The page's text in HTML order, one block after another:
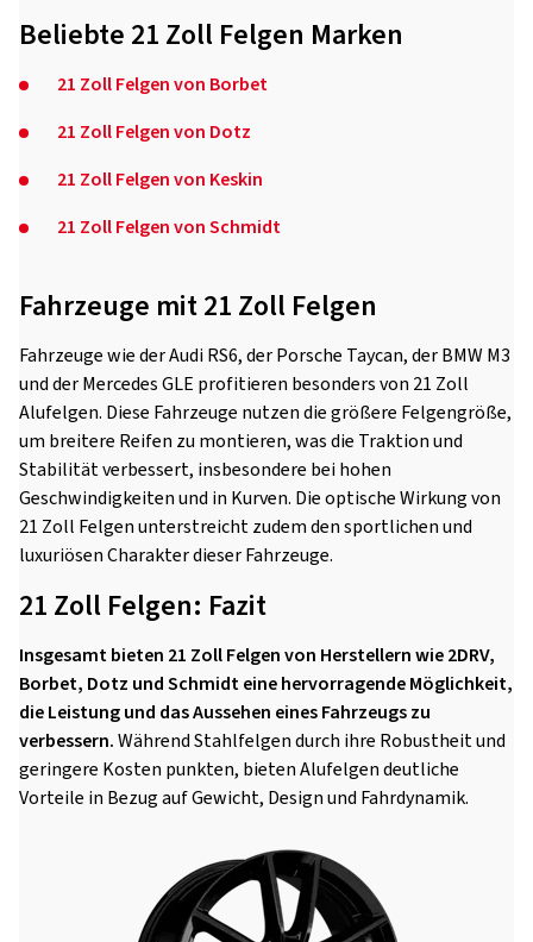
Beliebte 21 Zoll Felgen Marken
21 Zoll Felgen von Borbet
21 Zoll Felgen von Dotz
21 Zoll Felgen von Keskin
21 Zoll Felgen von Schmidt
Fahrzeuge mit 21 Zoll Felgen
Fahrzeuge wie der Audi RS6, der Porsche Taycan, der BMW M3
und der Mercedes GLE profitieren besonders von 21 Zoll
Alufelgen. Diese Fahrzeuge nutzen die größere Felgengröße,
um breitere Reifen zu montieren, was die Traktion und
Stabilität verbessert, insbesondere bei hohen
Geschwindigkeiten und in Kurven. Die optische Wirkung von
21 Zoll Felgen unterstreicht zudem den sportlichen und
luxuriösen Charakter dieser Fahrzeuge.
21 Zoll Felgen: Fazit
Insgesamt bieten 21 Zoll Felgen von Herstellern wie 2DRV,
Borbet, Dotz und Schmidt eine hervorragende Möglichkeit,
die Leistung und das Aussehen eines Fahrzeugs zu
verbessern.Während Stahlfelgen durch ihre Robustheit und
geringere Kosten punkten, bieten Alufelgen deutliche
Vorteile in Bezug auf Gewicht, Design und Fahrdynamik.